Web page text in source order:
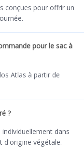
conçues pour offrir un
pour le sac à
Atlas à partir de
?
dans
d'origine végétale.